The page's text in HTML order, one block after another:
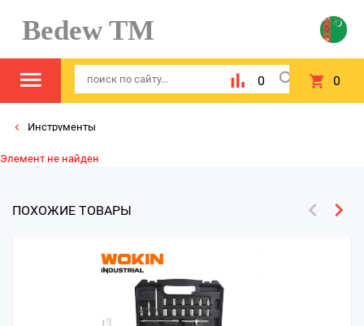
Bedew TM
0 0
Инструменты
Элемент не найден
ПОХОЖИЕ ТОВАРЫ